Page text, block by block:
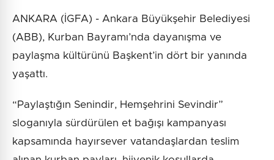
ANKARA (İGFA) - Ankara Büyükşehir Belediyesi
(ABB), Kurban Bayramı’nda dayanışma ve
paylaşma kültürünü Başkent’in dört bir yanında
yaşattı.
“Paylaştığın Senindir, Hemşehrini Sevindir”
sloganıyla sürdürülen et bağışı kampanyası
kapsamında hayırsever vatandaşlardan teslim